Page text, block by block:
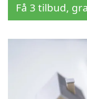
Få 3 tilbud,